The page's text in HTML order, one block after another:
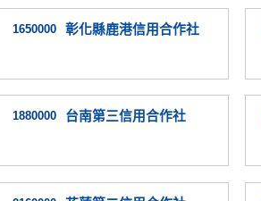
1650000 彰化縣鹿港信用合作社
1880000 台南第三信用合作社